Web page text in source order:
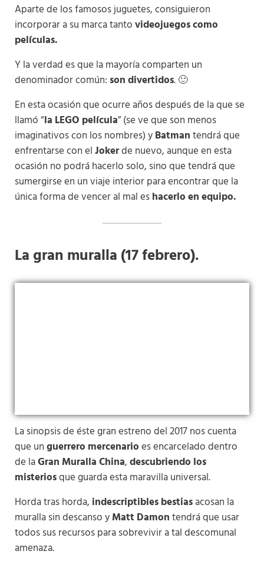
Aparte de los famosos juguetes, consiguieron
incorporar a su marca tantovideojuegos como
películas.
Y la verdad es que la mayoría comparten un
denominador común: son divertidos. 🙂
En esta ocasión que ocurre años después de la que se
llamó “la LEGO película” (se ve que son menos
imaginativos con los nombres) yBatmantendrá que
enfrentarse con elJokerde nuevo, aunque en esta
ocasión no podrá hacerlo solo, sino que tendrá que
sumergirse en un viaje interior para encontrar que la
única forma de vencer al mal eshacerlo en equipo.
La gran muralla (17 febrero).
La sinopsis de éste gran estreno del 2017 nos cuenta
que unguerrero mercenarioes encarcelado dentro
de laGran Muralla China,descubriendo los
misteriosque guarda esta maravilla universal.
Horda tras horda, indescriptibles bestiasacosan la
muralla sin descanso yMatt Damontendrá que usar
todos sus recursos para sobrevivir a tal descomunal
amenaza.